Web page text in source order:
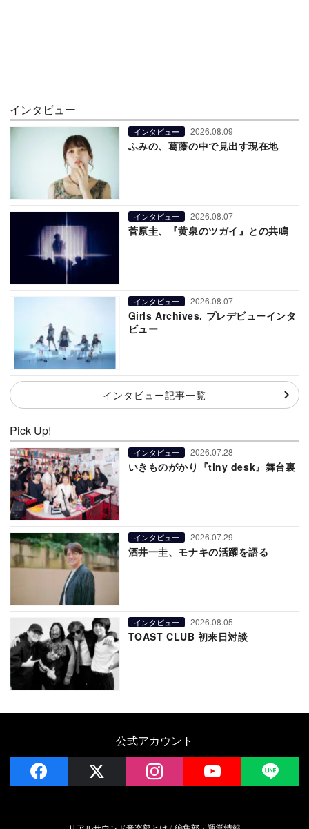
インタビュー
インタビュー 2026.08.09
ふみの、葛藤の中で見出す現在地
インタビュー 2026.08.07
菅原圭、『黄泉のツガイ』との共鳴
インタビュー 2026.08.07
Girls Archives. プレデビューインタ
ビュー
インタビュー記事一覧
Pick Up!
インタビュー 2026.07.28
いきものがかり『tiny desk』舞台裏
インタビュー 2026.07.29
酒井一圭、モナキの活躍を語る
インタビュー 2026.08.05
TOAST CLUB 初来日対談
公式アカウント
facebook instagram YouTube